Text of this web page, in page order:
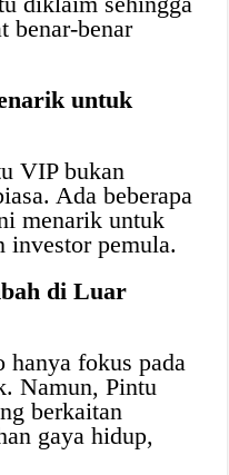
benar-benar
untuk
VIP bukan
Ada beberapa
menarik untuk
investor pemula.
di Luar
fokus pada
Namun, Pintu
berkaitan
gaya hidup,